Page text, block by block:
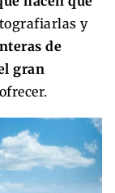
y
de
gran